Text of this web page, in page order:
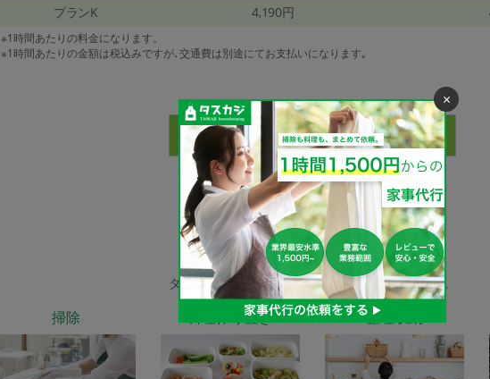
プランK 4,190円
※1時間あたりの料金になります。
※1時間あたりの金額は税込みですが､交通費は別途にてお支払いになります｡
家事代行サービスの種類
タスカジで依頼できるサービスは下記となります。
掃除 料理作り置き 整理収納
×